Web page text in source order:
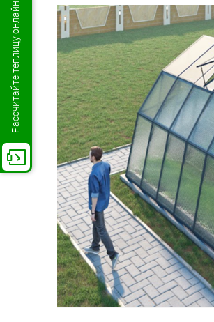
Рассчитайте теплицу онлайн